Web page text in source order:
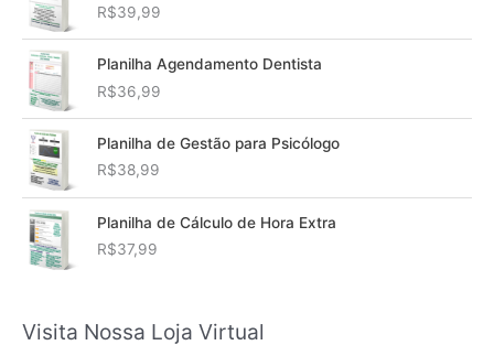
R$39,99
Planilha Agendamento Dentista
R$36,99
Planilha de Gestão para Psicólogo
R$38,99
Planilha de Cálculo de Hora Extra
R$37,99
Visita Nossa Loja Virtual